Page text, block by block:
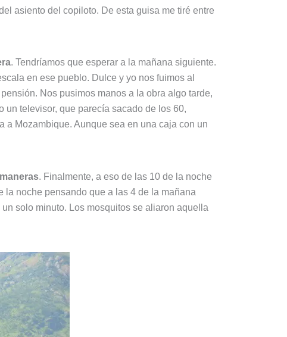
asiento del copiloto. De esta guisa me tiré entre
. Tendríamos que esperar a la mañana siguiente.
en ese pueblo. Dulce y yo nos fuimos al
Nos pusimos manos a la obra algo tarde,
televisor, que parecía sacado de los 60,
a Mozambique. Aunque sea en una caja con un
. Finalmente, a eso de las 10 de la noche
la noche pensando que a las 4 de la mañana
solo minuto. Los mosquitos se aliaron aquella